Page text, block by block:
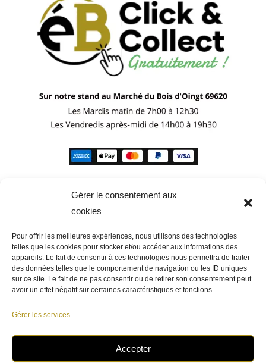
Gérer le consentement aux
cookies
Pour offrir les meilleures expériences, nous utilisons des technologies
telles que les cookies pour stocker et/ou accéder aux informations des
appareils. Le fait de consentir à ces technologies nous permettra de traiter
des données telles que le comportement de navigation ou les ID uniques
sur ce site. Le fait de ne pas consentir ou de retirer son consentement peut
avoir un effet négatif sur certaines caractéristiques et fonctions.
Gérer les services
Accepter